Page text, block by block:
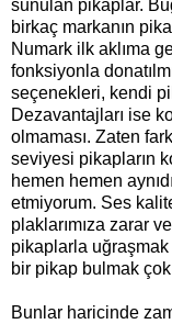
sunulan pikaplar.
birkaç markanın
Numark ilk aklıma
fonksiyonla
seçenekleri, kendi
Dezavantajları ise
olmaması. Zaten
seviyesi pikapların
hemen hemen
etmiyorum. Ses
plaklarımıza zarar
pikaplarla uğraşmak
bir pikap bulmak
Bunlar haricinde